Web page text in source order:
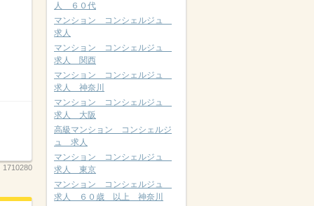
1710280
人 ６０代
マンション コンシェルジュ
求人
マンション コンシェルジュ
求人 関西
マンション コンシェルジュ
求人 神奈川
マンション コンシェルジュ
求人 大阪
高級マンション コンシェルジ
ュ 求人
マンション コンシェルジュ
求人 東京
マンション コンシェルジュ
求人 ６０歳 以上 神奈川